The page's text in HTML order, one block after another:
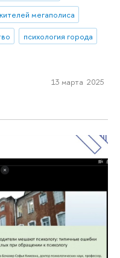
мегаполиса
психология города
13 марта 2025